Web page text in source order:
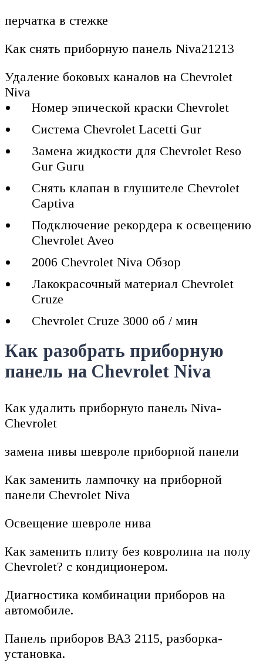
перчатка в стежке
Как снять приборную панель Niva21213
Удаление боковых каналов на Chevrolet
Niva
Номер эпической краски Chevrolet
Система Chevrolet Lacetti Gur
Замена жидкости для Chevrolet Reso
Gur Guru
Снять клапан в глушителе Chevrolet
Captiva
Подключение рекордера к освещению
Chevrolet Aveo
2006 Chevrolet Niva Обзор
Лакокрасочный материал Chevrolet
Cruze
Chevrolet Cruze 3000 об / мин
Как разобрать приборную
панель на Chevrolet Niva
Как удалить приборную панель Niva-
Chevrolet
замена нивы шевроле приборной панели
Как заменить лампочку на приборной
панели Chevrolet Niva
Освещение шевроле нива
Как заменить плиту без ковролина на полу
Chevrolet? с кондиционером.
Диагностика комбинации приборов на
автомобиле.
Панель приборов ВАЗ 2115, разборка-
установка.